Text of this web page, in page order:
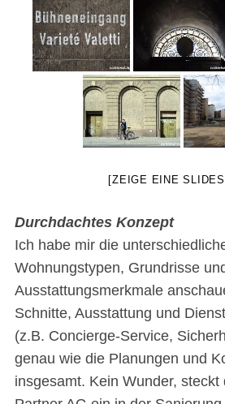
[ZEIGE EINE
Durchdachtes Konzept
Ich habe mir die
Wohnungstypen, Grundrisse
Ausstattungsmerkmale
Schnitte, Ausstattung und
(z.B. Concierge-Service,
genau wie die Planungen und
insgesamt. Kein Wunder,